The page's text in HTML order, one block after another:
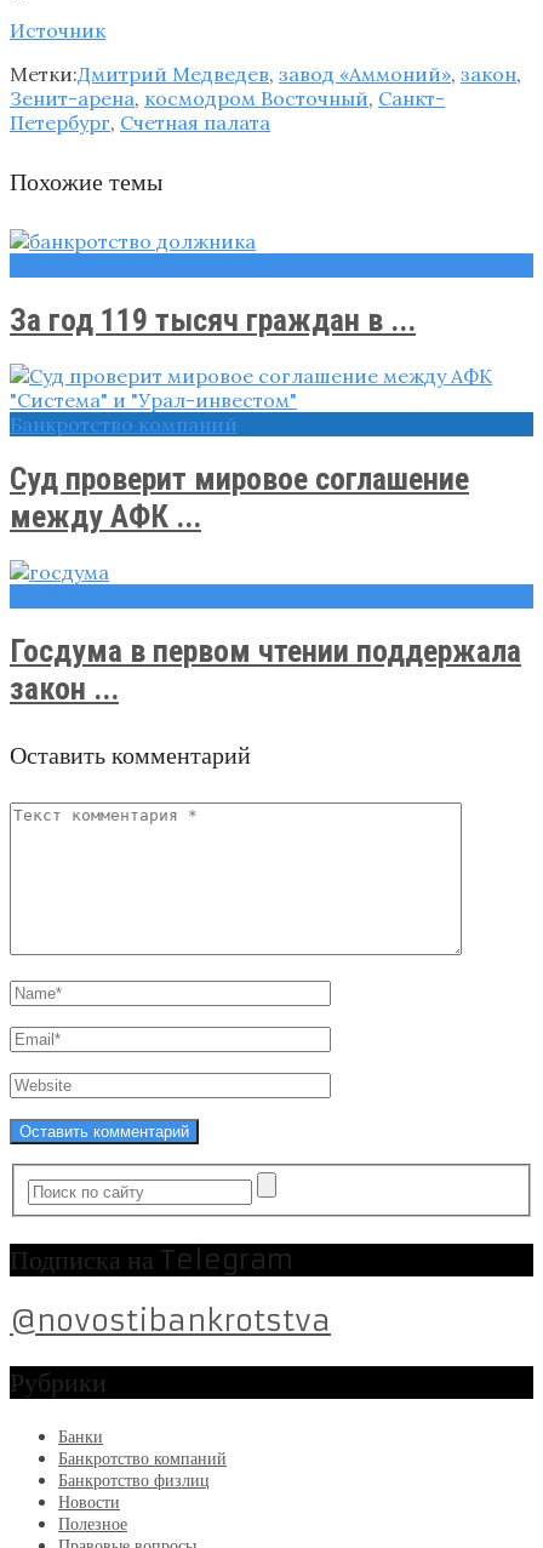
Источник
Метки:Дмитрий Медведев, завод «Аммоний», закон,
Зенит-арена, космодром Восточный, Санкт-
Петербург, Счетная палата
Похожие темы
За год 119 тысяч граждан в ...
Банкротство компаний
Суд проверит мировое соглашение
между АФК ...
Госдума в первом чтении поддержала
закон ...
Оставить комментарий
Подписка на Telegram
@novostibankrotstva
Рубрики
Банки
Банкротство компаний
Банкротство физлиц
Новости
Полезное